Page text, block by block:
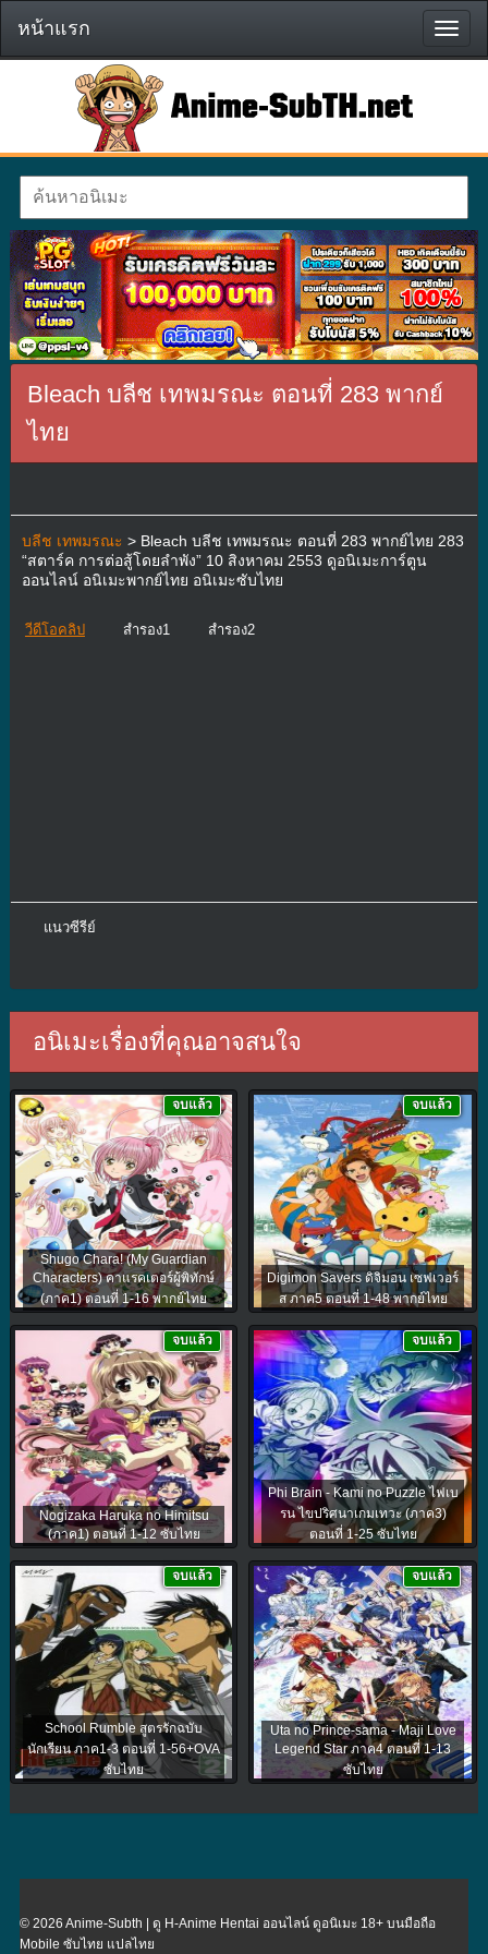
หน้า
แรก
หน้าแรก
Bleach บลีช เทพมรณะ ตอนที่ 283 พากย์
ไทย
บลีช เทพมรณะ > Bleach บลีช เทพมรณะ ตอนที่ 283 พากย์ไทย 283
“สตาร์ค การต่อสู้โดยลำพัง” 10 สิงหาคม 2553 ดูอนิเมะการ์ตูน
ออนไลน์ อนิเมะพากย์ไทย อนิเมะซับไทย
วีดีโอคลิป สำรอง1 สำรอง2
แนวซีรีย์
อนิเมะเรื่องที่คุณอาจสนใจ
Shugo Chara! (My Guardian
Characters) คาแรคเตอร์ผู้พิทักษ์
(ภาค1) ตอนที่ 1-16 พากย์ไทย
จบแล้ว
Digimon Savers ดิจิมอน เซฟเวอร์
ส ภาค5 ตอนที่ 1-48 พากย์ไทย
จบแล้ว
Nogizaka Haruka no Himitsu
(ภาค1) ตอนที่ 1-12 ซับไทย
จบแล้ว
Phi Brain - Kami no Puzzle ไฟเบ
รน ไขปริศนาเกมเทวะ (ภาค3)
ตอนที่ 1-25 ซับไทย
จบแล้ว
School Rumble สูตรรักฉบับ
นักเรียน ภาค1-3 ตอนที่ 1-56+OVA
ซับไทย
จบแล้ว
Uta no Prince-sama - Maji Love
Legend Star ภาค4 ตอนที่ 1-13
ซับไทย
จบแล้ว
© 2026 Anime-Subth | ดู H-Anime Hentai ออนไลน์ ดูอนิเมะ 18+ บนมือถือ
Mobile ซับไทย แปลไทย